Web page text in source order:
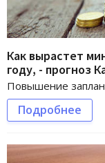
Как вырастет
году, - прогноз
Повышение
Подробнее